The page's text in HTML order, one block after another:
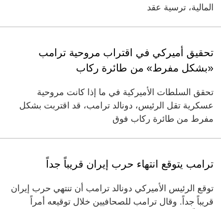
المالية، ترسية عقد
تحقيق أميركي في اقتراب مروحية ترامب
«بشكل مفرط» من طائرة ركاب
تحقق السلطات الأميركية في ما إذا كانت مروحية
عسكرية تقل الرئيس، دونالد ترامب، قد اقتربت بشكل
مفرط من طائرة ركاب فوق
ترامب يتوقع انتهاء حرب إيران قريباً جداً
توقع ⁠الرئيس الأميركي ‌دونالد ترامب أن تنتهي حرب إيران
قريباً جداً. وقال ترامب للصحافيين خلال توقيعه أمراً